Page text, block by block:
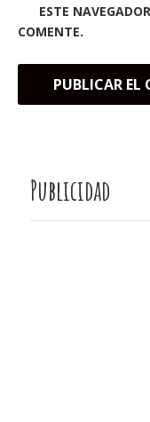
ESTE
COMENTE.
Publicidad